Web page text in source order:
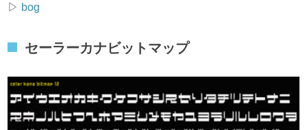
▷ bog
セーラーカナビットマップ